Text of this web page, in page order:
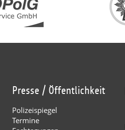
Presse / Öffentlichkeit
Polizeispiegel
Termine